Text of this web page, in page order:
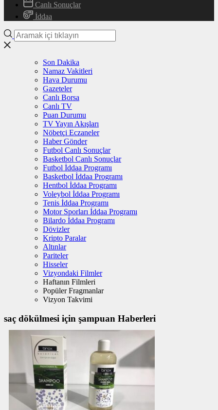
Canlı Sonuçlar
İddaa
Son Dakika
Namaz Vakitleri
Hava Durumu
Gazeteler
Canlı Borsa
Canlı TV
Puan Durumu
TV Yayın Akışları
Nöbetçi Eczaneler
Haber Gönder
Futbol Canlı Sonuçlar
Basketbol Canlı Sonuçlar
Futbol İddaa Programı
Basketbol İddaa Programı
Hentbol İddaa Programı
Voleybol İddaa Programı
Tenis İddaa Programı
Motor Sporları İddaa Programı
Bilardo İddaa Programı
Dövizler
Kripto Paralar
Altınlar
Pariteler
Hisseler
Vizyondaki Filmler
Haftanın Filmleri
Popüler Fragmanlar
Vizyon Takvimi
saç dökülmesi için şampuan Haberleri